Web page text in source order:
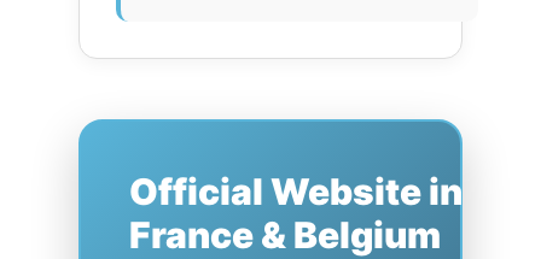
Official Website in
France & Belgium